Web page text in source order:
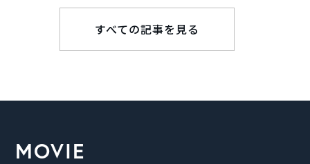
すべての記事を見る
MOVIE